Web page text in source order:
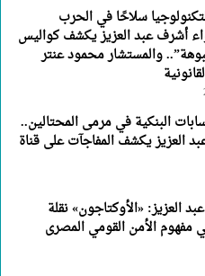
سلاحًا في الحرب
أشرف عبد العزيز يكشف كواليس
والمستشار محمود عنتر
البنكية في مرمى المحتالين..
العزيز يكشف المفاجآت على قناة
العزيز: «الأوكتاجون» نقلة
مفهوم الأمن القومي المصرى